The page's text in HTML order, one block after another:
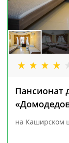
Пансионат
на Каширском